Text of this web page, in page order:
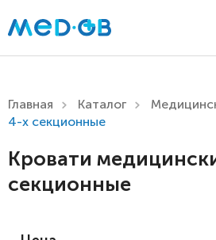
Главная Каталог
4-х секционные
Кровати
секционные